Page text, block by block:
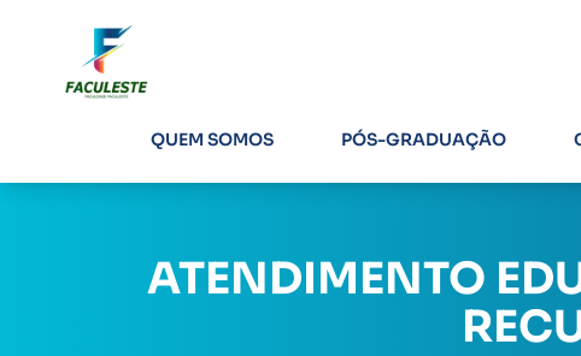
QUEM SOMOS PÓS-GRADUAÇÃO
ATENDIMENTO